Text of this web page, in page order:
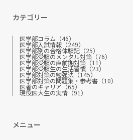
カテゴリー
医学部コラム（46）
医学部入試情報（249）
医学部別の合格体験記（25）
医学部受験のメンタル対策（76）
医学部受験の直前期対策（11）
医学部受験生の生活習慣（23）
医学部対策の勉強法（145）
医学部対策の問題集・参考書（10）
医者のキャリア（65）
現役医大生の実情（91）
メニュー